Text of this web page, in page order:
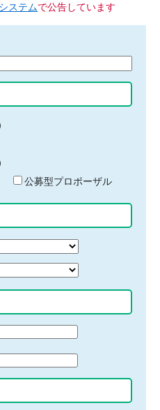
ステムで公告しています
公募型プロポーザル